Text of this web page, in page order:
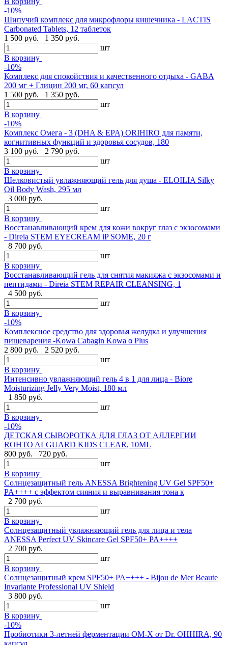
-10%
Шипучий комплекс для микрофлоры кишечника - LACTIS
Carbonated Tablets, 12 таблеток
1 500 руб.
1 350 руб.
шт
В корзину
-10%
Комплекс для спокойствия и качественного отдыха - GABA
200 мг + Глицин 200 мг, 60 капсул
1 500 руб.
1 350 руб.
шт
В корзину
-10%
Комплекс Омега - 3 (DHA & EPA) ORIHIRO для памяти,
когнитивных функций и здоровья сосудов, 180
3 100 руб.
2 790 руб.
шт
В корзину
Шелковистый увлажняющий гель для душа - ELOILIA Silky
Oil Body Wash, 295 мл
3 000 руб.
шт
В корзину
Восстанавливающий крем для кожи вокруг глаз с экзосомами
- Direia STEM EYECREAM iP SOME, 20 г
8 700 руб.
шт
В корзину
Восстанавливающий гель для снятия макияжа с экзосомами и
пептидами - Direia STEM REPAIR CLEANSING, 1
4 500 руб.
шт
В корзину
-10%
Комплексное средство для здоровья желудка и улучшения
пищеварения -Kowa Cabagin Kowa α Plus
2 800 руб.
2 520 руб.
шт
В корзину
Интенсивно увлажняющий гель 4 в 1 для лица - Biore
Moisturizing Jelly Very Moist, 180 мл
1 850 руб.
шт
В корзину
-10%
ДЕТСКАЯ СЫВОРОТКА ДЛЯ ГЛАЗ ОТ АЛЛЕРГИИ
ROHTO ALGUARD KIDS CLEAR, 10ML
800 руб.
720 руб.
шт
В корзину
Солнцезащитный гель ANESSA Brightening UV Gel SPF50+
PA++++ с эффектом сияния и выравнивания тона к
2 700 руб.
шт
В корзину
Солнцезащитный увлажняющий гель для лица и тела
ANESSA Perfect UV Skincare Gel SPF50+ PA++++
2 700 руб.
шт
В корзину
Cолнцезащитный крем SPF50+ PA++++ - Bijou de Mer Beaute
Invariante Professional UV Shield
3 800 руб.
шт
В корзину
-10%
Пробиотики 3-летней ферментации OM-X от Dr. OHHIRA, 90
капсул